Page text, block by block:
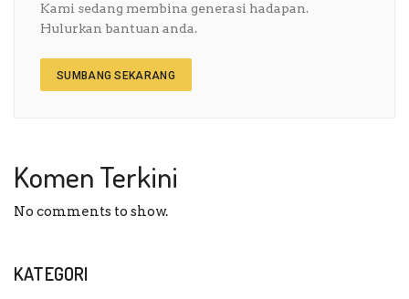
Kami sedang membina generasi hadapan.
Hulurkan bantuan anda.
SUMBANG SEKARANG
Komen Terkini
No comments to show.
KATEGORI